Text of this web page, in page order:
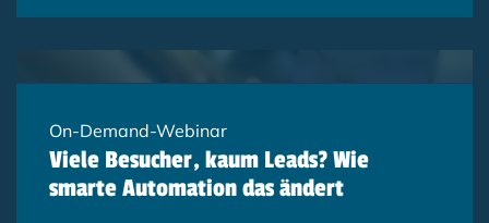
On-Demand-Webinar
Viele Besucher, kaum Leads? Wie
smarte Automation das ändert